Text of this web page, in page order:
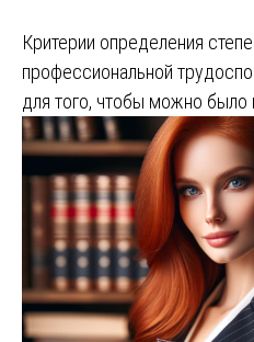
Критерии определения
профессиональной
для того, чтобы можно было